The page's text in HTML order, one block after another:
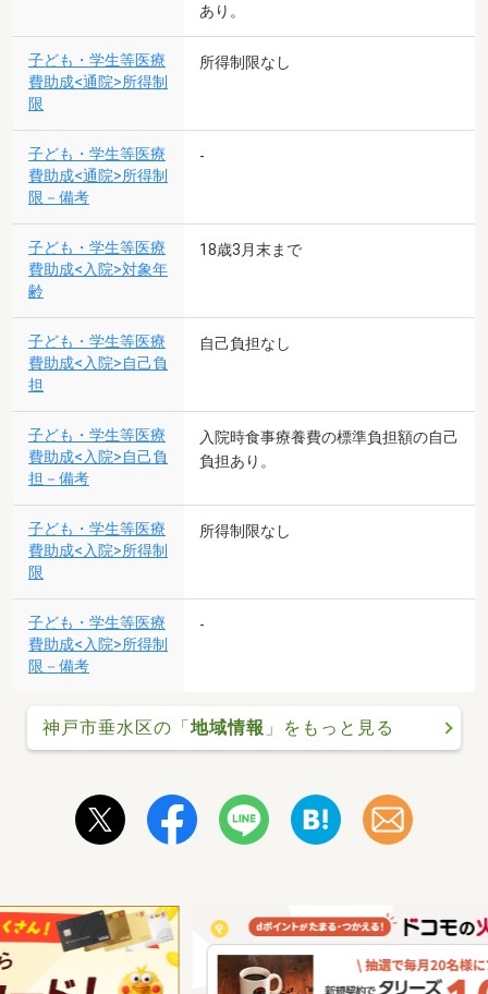
あり。
子ども・学生等医療
費助成<通院>所得制
限
所得制限なし
子ども・学生等医療
費助成<通院>所得制
限－備考
-
子ども・学生等医療
費助成<入院>対象年
齢
18歳3月末まで
子ども・学生等医療
費助成<入院>自己負
担
自己負担なし
子ども・学生等医療
費助成<入院>自己負
担－備考
入院時食事療養費の標準負担額の自己
負担あり。
子ども・学生等医療
費助成<入院>所得制
限
所得制限なし
子ども・学生等医療
費助成<入院>所得制
限－備考
-
神戸市垂水区の「 地域情報 」をもっと見る